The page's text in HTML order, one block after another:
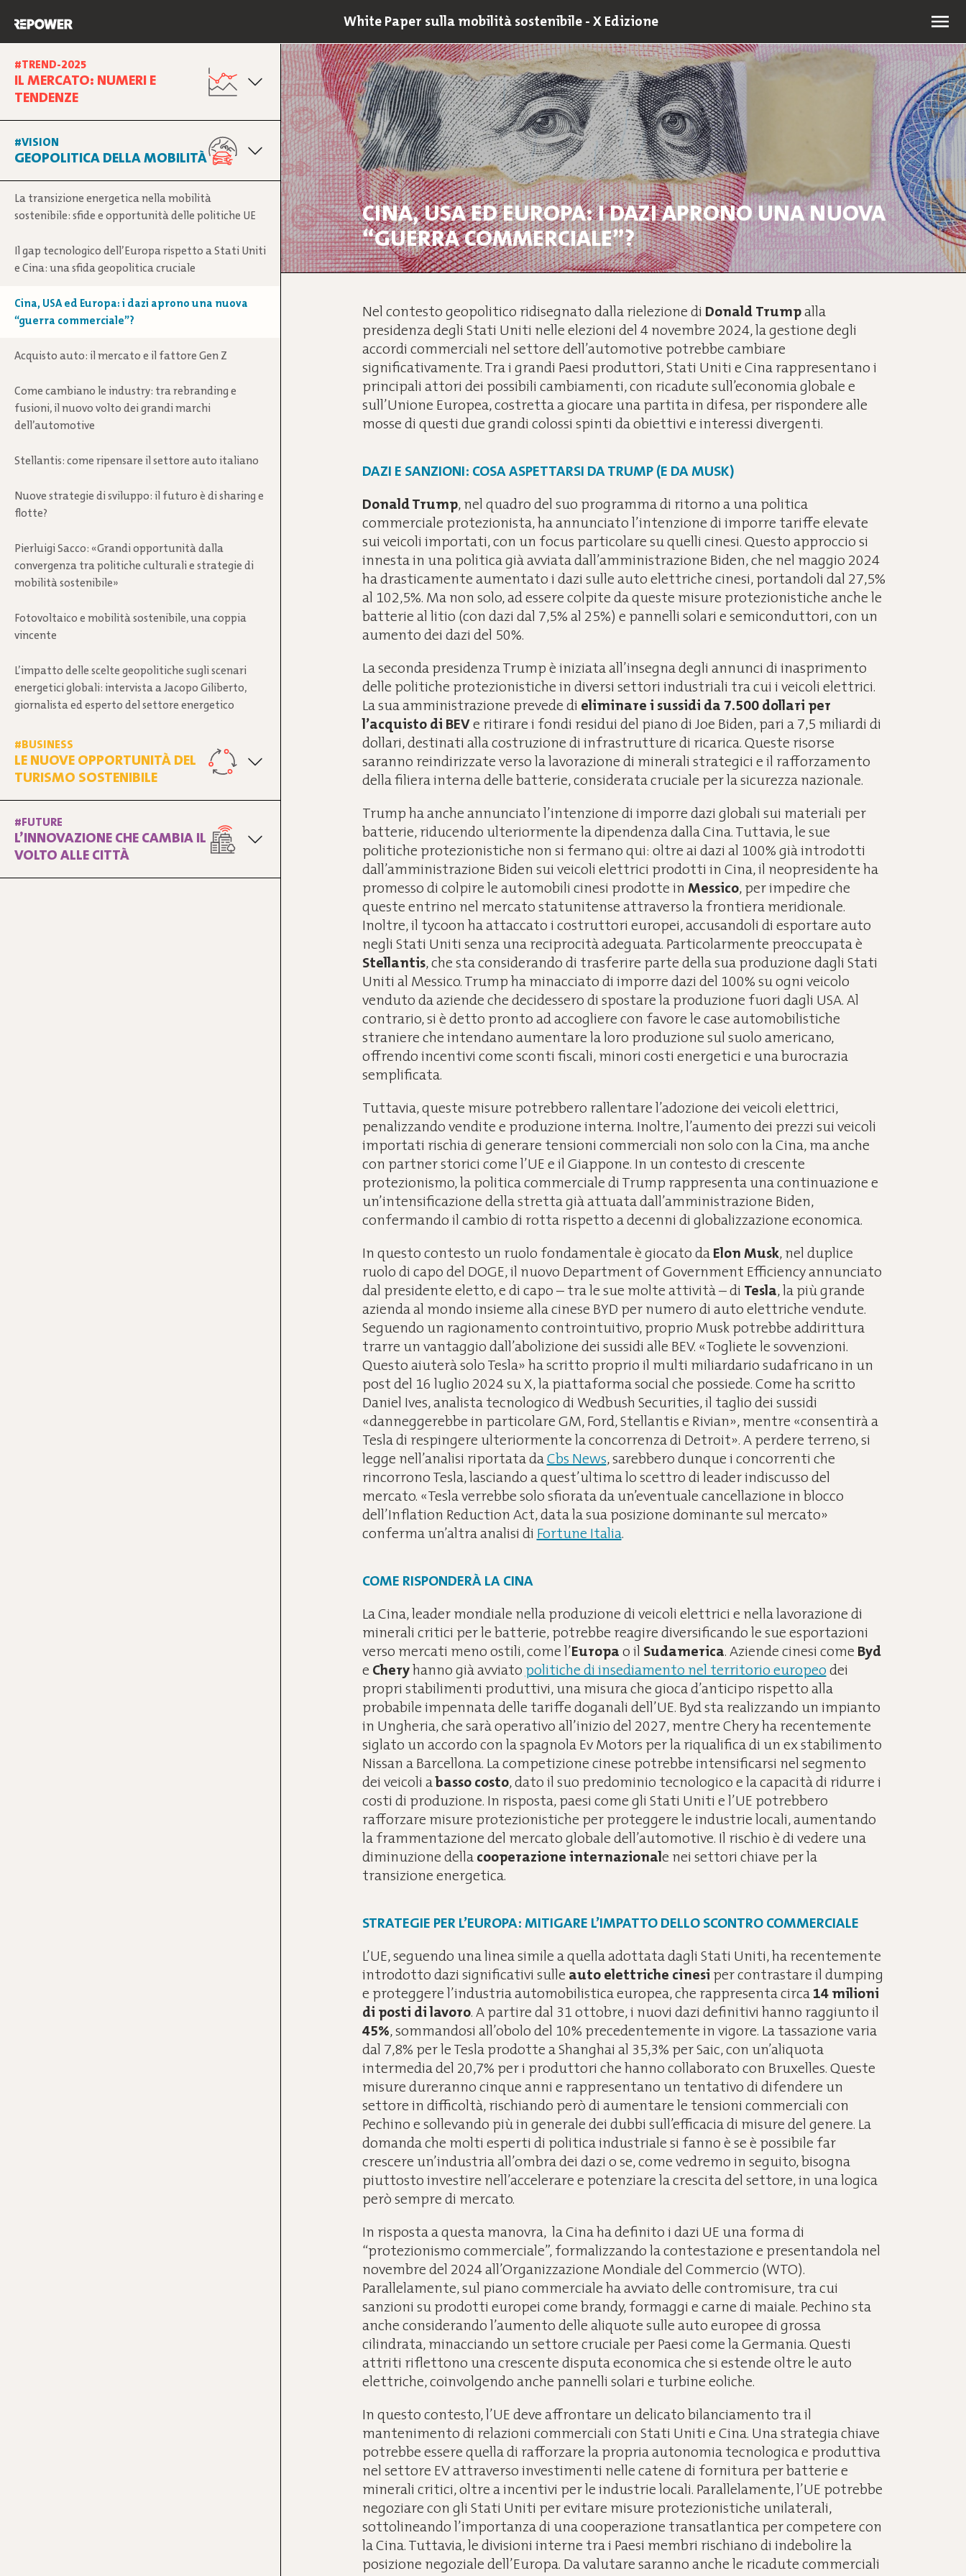
content
White Paper sulla mobilità sostenibile - X Edizione
PAGINA INIZIALE
L’ELETTRICO, DA BANDIERA A OPZIONE CONCRETA
LE SFIDE DEL CONTESTO URBANO, NUOVE FRONTIERE E
VECCHIE FAKE NEWS
X RAPPORTO 2026
IX RAPPORTO 2025
VIII RAPPORTO 2024
VII RAPPORTO 2023
VI RAPPORTO 2022
EDIZIONI PRECEDENTI
PODCAST
ISCRIVITI ALLA NEWSLETTER
#TREND-2025
IL MERCATO: NUMERI E
TENDENZE
#VISION
GEOPOLITICA DELLA MOBILITÀ
La transizione energetica nella mobilità
sostenibile: sfide e opportunità delle politiche UE
Il gap tecnologico dell’Europa rispetto a Stati Uniti
e Cina: una sfida geopolitica cruciale
Cina, USA ed Europa: i dazi aprono una nuova
“guerra commerciale”?
Acquisto auto: il mercato e il fattore Gen Z
Come cambiano le industry: tra rebranding e
fusioni, il nuovo volto dei grandi marchi
dell’automotive
Stellantis: come ripensare il settore auto italiano
Nuove strategie di sviluppo: il futuro è di sharing e
flotte?
Pierluigi Sacco: «Grandi opportunità dalla
convergenza tra politiche culturali e strategie di
mobilità sostenibile»
Fotovoltaico e mobilità sostenibile, una coppia
vincente
L’impatto delle scelte geopolitiche sugli scenari
energetici globali: intervista a Jacopo Giliberto,
giornalista ed esperto del settore energetico
#BUSINESS
LE NUOVE OPPORTUNITÀ DEL
TURISMO SOSTENIBILE
#FUTURE
L’INNOVAZIONE CHE CAMBIA IL
VOLTO ALLE CITTÀ
CINA, USA ED EUROPA: I DAZI APRONO UNA NUOVA
“GUERRA COMMERCIALE”?
Nel contesto geopolitico ridisegnato dalla rielezione di Donald Trumpalla
presidenza degli Stati Uniti nelle elezioni del 4 novembre 2024, la gestione degli
accordi commerciali nel settore dell’automotive potrebbe cambiare
significativamente. Tra i grandi Paesi produttori, Stati Uniti e Cina rappresentano i
principali attori dei possibili cambiamenti, con ricadute sull’economia globale e
sull’Unione Europea, costretta a giocare una partita in difesa, per rispondere alle
mosse di questi due grandi colossi spinti da obiettivi e interessi divergenti.
DAZI E SANZIONI: COSA ASPETTARSI DA TRUMP (E DA MUSK)
Donald Trump, nel quadro del suo programma di ritorno a una politica
commerciale protezionista, ha annunciato l’intenzione di imporre tariffe elevate
sui veicoli importati, con un focus particolare su quelli cinesi. Questo approccio si
innesta in una politica già avviata dall’amministrazione Biden, che nel maggio 2024
ha drasticamente aumentato i dazi sulle auto elettriche cinesi, portandoli dal 27,5%
al 102,5%. Ma non solo, ad essere colpite da queste misure protezionistiche anche le
batterie al litio (con dazi dal 7,5% al 25%) e pannelli solari e semiconduttori, con un
aumento dei dazi del 50%.
La seconda presidenza Trump è iniziata all’insegna degli annunci di inasprimento
delle politiche protezionistiche in diversi settori industriali tra cui i veicoli elettrici.
La sua amministrazione prevede di eliminare i sussidi da 7.500 dollari per
l’acquisto di BEVe ritirare i fondi residui del piano di Joe Biden, pari a 7,5 miliardi di
dollari, destinati alla costruzione di infrastrutture di ricarica. Queste risorse
saranno reindirizzate verso la lavorazione di minerali strategici e il rafforzamento
della filiera interna delle batterie, considerata cruciale per la sicurezza nazionale.
Trump ha anche annunciato l’intenzione di imporre dazi globali sui materiali per
batterie, riducendo ulteriormente la dipendenza dalla Cina. Tuttavia, le sue
politiche protezionistiche non si fermano qui: oltre ai dazi al 100% già introdotti
dall’amministrazione Biden sui veicoli elettrici prodotti in Cina, il neopresidente ha
promesso di colpire le automobili cinesi prodotte in Messico, per impedire che
queste entrino nel mercato statunitense attraverso la frontiera meridionale.
Inoltre, il tycoon ha attaccato i costruttori europei, accusandoli di esportare auto
negli Stati Uniti senza una reciprocità adeguata. Particolarmente preoccupata è
Stellantis, che sta considerando di trasferire parte della sua produzione dagli Stati
Uniti al Messico. Trump ha minacciato di imporre dazi del 100% su ogni veicolo
venduto da aziende che decidessero di spostare la produzione fuori dagli USA. Al
contrario, si è detto pronto ad accogliere con favore le case automobilistiche
straniere che intendano aumentare la loro produzione sul suolo americano,
offrendo incentivi come sconti fiscali, minori costi energetici e una burocrazia
semplificata.
Tuttavia, queste misure potrebbero rallentare l’adozione dei veicoli elettrici,
penalizzando vendite e produzione interna. Inoltre, l’aumento dei prezzi sui veicoli
importati rischia di generare tensioni commerciali non solo con la Cina, ma anche
con partner storici come l’UE e il Giappone. In un contesto di crescente
protezionismo, la politica commerciale di Trump rappresenta una continuazione e
un’intensificazione della stretta già attuata dall’amministrazione Biden,
confermando il cambio di rotta rispetto a decenni di globalizzazione economica.
In questo contesto un ruolo fondamentale è giocato daElon Musk, nel duplice
ruolo di capo del DOGE, il nuovo Department of Government Efficiency annunciato
dal presidente eletto, e di capo – tra le sue molte attività – di Tesla, la più grande
azienda al mondo insieme alla cinese BYD per numero di auto elettriche vendute.
Seguendo un ragionamento controintuitivo, proprio Musk potrebbe addirittura
trarre un vantaggio dall’abolizione dei sussidi alle BEV. «Togliete le sovvenzioni.
Questo aiuterà solo Tesla» ha scritto proprio il multi miliardario sudafricano in un
post del 16 luglio 2024 su X, la piattaforma social che possiede. Come ha scritto
Daniel Ives, analista tecnologico di Wedbush Securities, il taglio dei sussidi
«danneggerebbe in particolare GM, Ford, Stellantis e Rivian», mentre «consentirà a
Tesla di respingere ulteriormente la concorrenza di Detroit». A perdere terreno, si
legge nell’analisi riportata daCbs News, sarebbero dunque i concorrenti che
rincorrono Tesla, lasciando a quest’ultima lo scettro di leader indiscusso del
mercato. «Tesla verrebbe solo sfiorata da un’eventuale cancellazione in blocco
dell’Inflation Reduction Act, data la sua posizione dominante sul mercato»
conferma un’altra analisi di Fortune Italia.
COME RISPONDERÀ LA CINA
La Cina, leader mondiale nella produzione di veicoli elettrici e nella lavorazione di
minerali critici per le batterie, potrebbe reagire diversificando le sue esportazioni
verso mercati meno ostili, come l’Europao il Sudamerica. Aziende cinesi come Byd
e Cheryhanno già avviato politiche di insediamento nel territorio europeodei
propri stabilimenti produttivi, una misura che gioca d’anticipo rispetto alla
probabile impennata delle tariffe doganali dell’UE. Byd sta realizzando un impianto
in Ungheria, che sarà operativo all’inizio del 2027, mentre Chery ha recentemente
siglato un accordo con la spagnola Ev Motors per la riqualifica di un ex stabilimento
Nissan a Barcellona. La competizione cinese potrebbe intensificarsi nel segmento
dei veicoli abasso costo, dato il suo predominio tecnologico e la capacità di ridurre i
costi di produzione. In risposta, paesi come gli Stati Uniti e l’UE potrebbero
rafforzare misure protezionistiche per proteggere le industrie locali, aumentando
la frammentazione del mercato globale dell’automotive. Il rischio è di vedere una
diminuzione dellacooperazione internazionale nei settori chiave per la
transizione energetica.
STRATEGIE PER L’EUROPA: MITIGARE L’IMPATTO DELLO SCONTRO COMMERCIALE
L’UE, seguendo una linea simile a quella adottata dagli Stati Uniti, ha recentemente
introdotto dazi significativi sulle auto elettriche cinesi per contrastare il dumping
e proteggere l’industria automobilistica europea, che rappresenta circa14 milioni
di posti di lavoro. A partire dal 31 ottobre, i nuovi dazi definitivi hanno raggiunto il
45%, sommandosi all’obolo del 10% precedentemente in vigore. La tassazione varia
dal 7,8% per le Tesla prodotte a Shanghai al 35,3% per Saic, con un’aliquota
intermedia del 20,7% per i produttori che hanno collaborato con Bruxelles. Queste
misure dureranno cinque anni e rappresentano un tentativo di difendere un
settore in difficoltà, rischiando però di aumentare le tensioni commerciali con
Pechino e sollevando più in generale dei dubbi sull’efficacia di misure del genere. La
domanda che molti esperti di politica industriale si fanno è se è possibile far
crescere un’industria all’ombra dei dazi o se, come vedremo in seguito, bisogna
piuttosto investire nell’accelerare e potenziare la crescita del settore, in una logica
però sempre di mercato.
In risposta a questa manovra, la Cina ha definito i dazi UE una forma di
“protezionismo commerciale”, formalizzando la contestazione e presentandola nel
novembre del 2024 all’Organizzazione Mondiale del Commercio (WTO).
Parallelamente, sul piano commerciale ha avviato delle contromisure, tra cui
sanzioni su prodotti europei come brandy, formaggi e carne di maiale. Pechino sta
anche considerando l’aumento delle aliquote sulle auto europee di grossa
cilindrata, minacciando un settore cruciale per Paesi come la Germania. Questi
attriti riflettono una crescente disputa economica che si estende oltre le auto
elettriche, coinvolgendo anche pannelli solari e turbine eoliche.
In questo contesto, l’UE deve affrontare un delicato bilanciamento tra il
mantenimento di relazioni commerciali con Stati Uniti e Cina. Una strategia chiave
potrebbe essere quella di rafforzare la propria autonomia tecnologica e produttiva
nel settore EV attraverso investimenti nelle catene di fornitura per batterie e
minerali critici, oltre a incentivi per le industrie locali. Parallelamente, l’UE potrebbe
negoziare con gli Stati Uniti per evitare misure protezionistiche unilaterali,
sottolineando l’importanza di una cooperazione transatlantica per competere con
la Cina. Tuttavia, le divisioni interne tra i Paesi membri rischiano di indebolire la
posizione negoziale dell’Europa. Da valutare saranno anche le ricadute commerciali